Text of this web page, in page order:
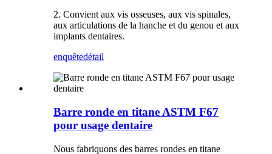
2. Convient aux vis osseuses, aux vis spinales,
aux articulations de la hanche et du genou et aux
implants dentaires.
enquêtedétail
Barre ronde en titane ASTM F67
pour usage dentaire
Nous fabriquons des barres rondes en titane